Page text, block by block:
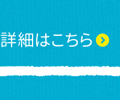
詳細はこちら